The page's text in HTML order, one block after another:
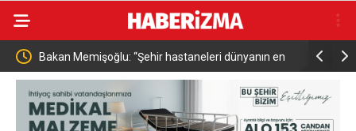
Bakan Memişoğlu: “Şehir hastaneleri dünyanın en
üst seviye sağlık hizmet binalarıdır”
İçişleri
bu yılın